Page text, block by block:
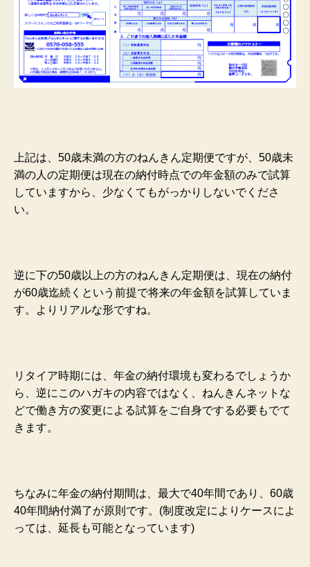
上記は、50歳未満の方のねんきん定期便ですが、50歳未
満の人の定期便は現在の納付時点での年金額のみで試算
していますから、少なくてもがっかりしないでくださ
い。
逆に下の50歳以上の方のねんきん定期便は、現在の納付
が60歳迄続くという前提で将来の年金額を試算していま
す。よりリアルな形ですね。
リタイア時期には、年金の納付環境も変わるでしょうか
ら、逆にこのハガキの内容ではなく、ねんきんネットな
どで働き方の変更による試算をご自身でする必要もでて
きます。
ちなみに年金の納付期間は、最大で40年間であり、60歳
40年間納付満了が原則です。(制度改定によりケースによ
っては、延長も可能となっています)